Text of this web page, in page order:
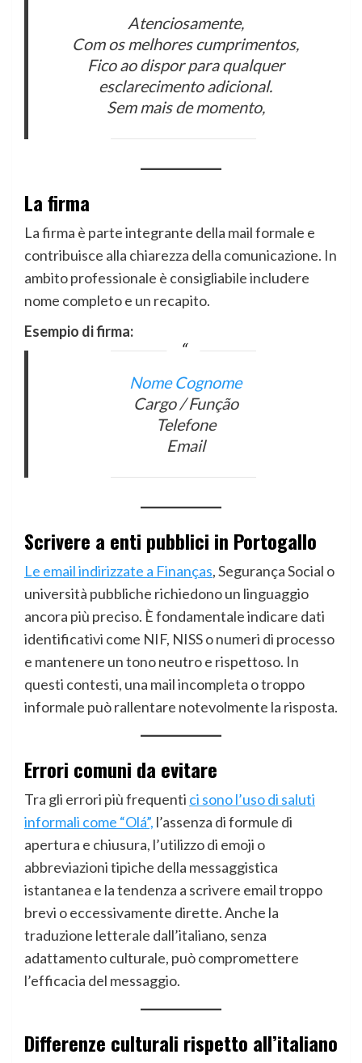
Atenciosamente,
Com os melhores cumprimentos,
Fico ao dispor para qualquer
esclarecimento adicional.
Sem mais de momento,
La firma
La firma è parte integrante della mail formale e
contribuisce alla chiarezza della comunicazione. In
ambito professionale è consigliabile includere
nome completo e un recapito.
Esempio di firma:
Nome Cognome
Cargo / Função
Telefone
Email
Scrivere a enti pubblici in Portogallo
Le email indirizzate a Finanças, Segurança Social o
università pubbliche richiedono un linguaggio
ancora più preciso. È fondamentale indicare dati
identificativi come NIF, NISS o numeri di processo
e mantenere un tono neutro e rispettoso. In
questi contesti, una mail incompleta o troppo
informale può rallentare notevolmente la risposta.
Errori comuni da evitare
Tra gli errori più frequenti ci sono l’uso di saluti
informali come “Olá”, l’assenza di formule di
apertura e chiusura, l’utilizzo di emoji o
abbreviazioni tipiche della messaggistica
istantanea e la tendenza a scrivere email troppo
brevi o eccessivamente dirette. Anche la
traduzione letterale dall’italiano, senza
adattamento culturale, può compromettere
l’efficacia del messaggio.
Differenze culturali rispetto all’italiano